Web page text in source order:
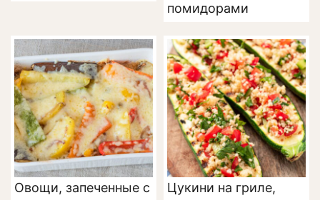
помидорами
Овощи, запеченные с
Цукини на гриле,